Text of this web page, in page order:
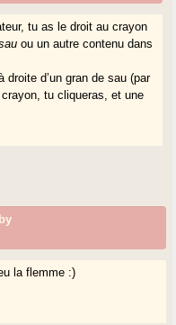
tu as le droit au crayon
ou un autre contenu dans
droite d’un gran de sau (par
tu cliqueras, et une
la flemme :)